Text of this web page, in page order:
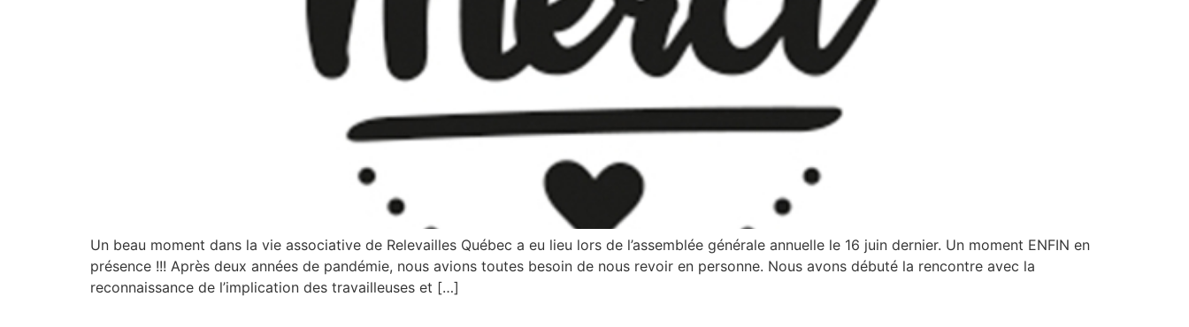
Un beau moment dans la vie associative de Relevailles Québec a eu lieu lors de l’assemblée générale annuelle le 16 juin dernier. Un moment ENFIN en
présence !!! Après deux années de pandémie, nous avions toutes besoin de nous revoir en personne. Nous avons débuté la rencontre avec la
reconnaissance de l’implication des travailleuses et […]